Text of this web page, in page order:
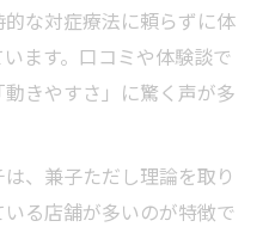
な対症療法に頼らずに体
ます。口コミや体験談で
きやすさ」に驚く声が多
、兼子ただし理論を取り
る店舗が多いのが特徴で